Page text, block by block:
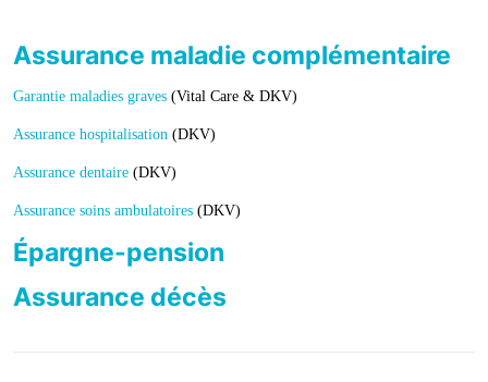
Assurance maladie complémentaire
Garantie maladies graves (Vital Care & DKV)
Assurance hospitalisation (DKV)
Assurance dentaire (DKV)
Assurance soins ambulatoires (DKV)
Épargne-pension
Assurance décès